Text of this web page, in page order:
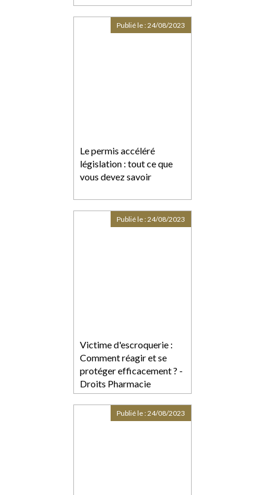
Le permis accéléré
législation : tout ce que
vous devez savoir
Publié le :24/08/2023
Victime d'escroquerie :
Comment réagir et se
protéger efficacement ? -
Droits Pharmacie
Publié le :24/08/2023
Publié le :24/08/2023